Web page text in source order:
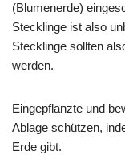
(Blumenerde)
Stecklinge ist also
Stecklinge sollten
werden.
Eingepflanzte und
Ablage schützen,
Erde gibt.